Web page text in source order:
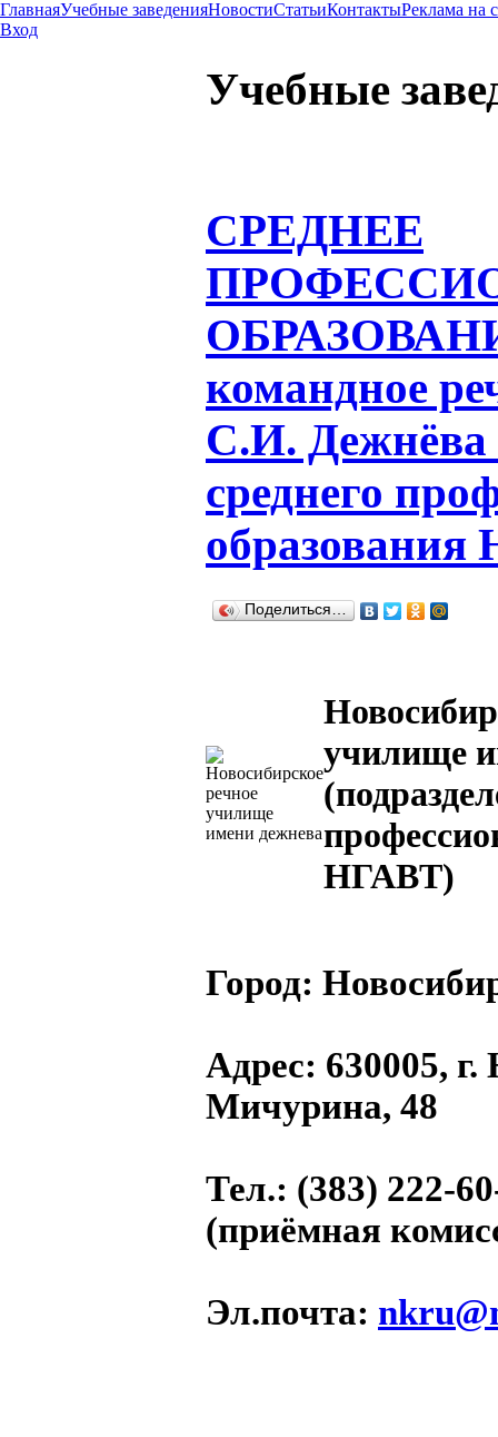
ГлавнаяУчебные заведенияНовостиСтатьиКонтактыРеклама на
Вход
Учебные
СРЕДНЕЕ
командное
С.И. Дежнёва
среднего
Поделиться…
училище
НГАВТ)
Город:
Адрес: 630005,
Мичурина, 48
Тел.: (383) 222-
(приёмная
Эл.почта: